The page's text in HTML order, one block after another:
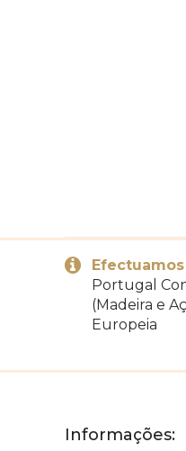
Portugal
(Madeira e
Europeia
Informações: